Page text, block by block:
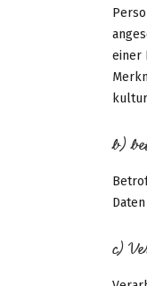
einer
b)
c)